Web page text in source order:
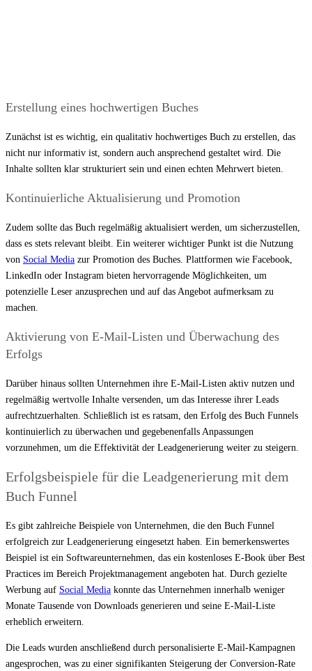
Erstellung eines hochwertigen Buches
Zunächst ist es wichtig, ein qualitativ hochwertiges Buch zu erstellen, das
nicht nur informativ ist, sondern auch ansprechend gestaltet wird. Die
Inhalte sollten klar strukturiert sein und einen echten Mehrwert bieten.
Kontinuierliche Aktualisierung und Promotion
Zudem sollte das Buch regelmäßig aktualisiert werden, um sicherzustellen,
dass es stets relevant bleibt. Ein weiterer wichtiger Punkt ist die Nutzung
von Social Media zur Promotion des Buches. Plattformen wie Facebook,
LinkedIn oder Instagram bieten hervorragende Möglichkeiten, um
potenzielle Leser anzusprechen und auf das Angebot aufmerksam zu
machen.
Aktivierung von E-Mail-Listen und Überwachung des
Erfolgs
Darüber hinaus sollten Unternehmen ihre E-Mail-Listen aktiv nutzen und
regelmäßig wertvolle Inhalte versenden, um das Interesse ihrer Leads
aufrechtzuerhalten. Schließlich ist es ratsam, den Erfolg des Buch Funnels
kontinuierlich zu überwachen und gegebenenfalls Anpassungen
vorzunehmen, um die Effektivität der Leadgenerierung weiter zu steigern.
Erfolgsbeispiele für die Leadgenerierung mit dem
Buch Funnel
Es gibt zahlreiche Beispiele von Unternehmen, die den Buch Funnel
erfolgreich zur Leadgenerierung eingesetzt haben. Ein bemerkenswertes
Beispiel ist ein Softwareunternehmen, das ein kostenloses E-Book über Best
Practices im Bereich Projektmanagement angeboten hat. Durch gezielte
Werbung auf Social Media konnte das Unternehmen innerhalb weniger
Monate Tausende von Downloads generieren und seine E-Mail-Liste
erheblich erweitern.
Die Leads wurden anschließend durch personalisierte E-Mail-Kampagnen
angesprochen, was zu einer signifikanten Steigerung der Conversion-Rate